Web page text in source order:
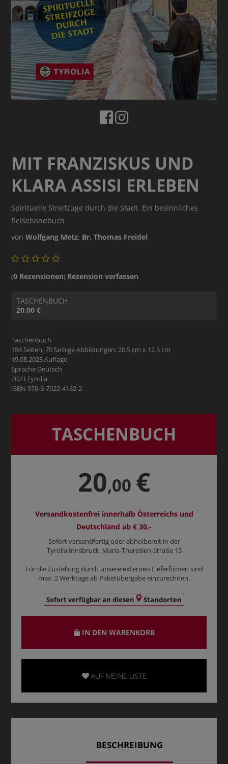
MIT FRANZISKUS UND
KLARA ASSISI ERLEBEN
Spirituelle Streifzüge durch die Stadt. Ein besinnliches
Reisehandbuch
vonWolfgang Metz; Br. Thomas Freidel
(0 Rezensionen) Rezension verfassen
TASCHENBUCH
20.00 €
Taschenbuch
184 Seiten; 70 farbige Abbildungen; 20.5 cm x 12.5 cm
19.08.2023 Auflage
Sprache Deutsch
2023 Tyrolia
ISBN 978-3-7022-4132-2
TASCHENBUCH
20,00 €
Versandkostenfrei innerhalb Österreichs und
Deutschland ab € 30,-
Sofort versandfertig oder abholbereit in der
Tyrolia Innsbruck, Maria-Theresien-Straße 15
Für die Zustellung durch unsere externen Lieferfirmen sind
max. 2 Werktage ab Paketübergabe einzurechnen.
Sofort verfügbar an diesen Standorten
IN DEN WARENKORB
AUF MEINE LISTE
BESCHREIBUNG